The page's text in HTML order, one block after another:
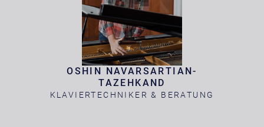
OSHIN NAVARSARTIAN-
TAZEHKAND
KLAVIERTECHNIKER & BERATUNG